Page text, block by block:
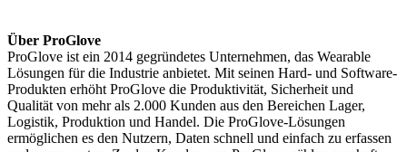
Über ProGlove
ProGlove ist ein 2014 gegründetes Unternehmen, das Wearable
Lösungen für die Industrie anbietet. Mit seinen Hard- und Software-
Produkten erhöht ProGlove die Produktivität, Sicherheit und
Qualität von mehr als 2.000 Kunden aus den Bereichen Lager,
Logistik, Produktion und Handel. Die ProGlove-Lösungen
ermöglichen es den Nutzern, Daten schnell und einfach zu erfassen